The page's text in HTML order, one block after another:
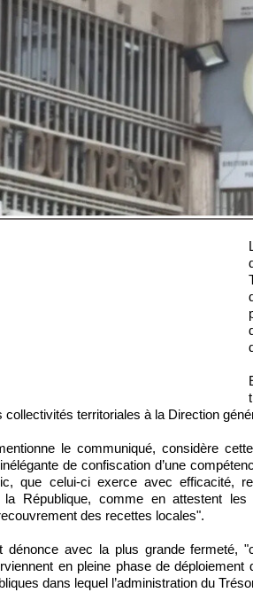
collectivités territoriales à la Direction
le communiqué, considère
de confiscation d’une
que celui-ci exerce avec efficacité,
République, comme en attestent les
des recettes locales".
dénonce avec la plus grande fermeté,
en pleine phase de
dans lequel l’administration du